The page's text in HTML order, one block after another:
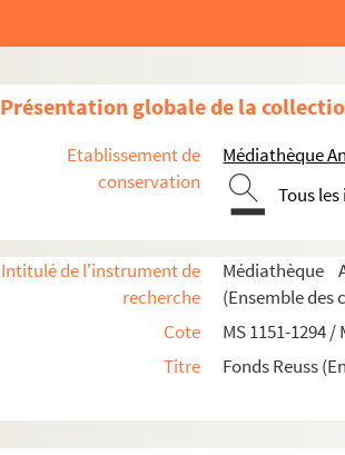
Présentation globale de la
Etablissement de
conservation
Médiathèque
Tous
Intitulé de l'instrument de
recherche
Médiathèque
(Ensemble des
Cote
MS 1151-1294 /
Titre
Fonds Reuss
MS 1204. L'Alsace pendant la Révolution
MS 1205-1240. Histoire de la Révolution en
MS 1241-1250. Procès-verbaux de
MS 1251-1293. Révolution en Alsace
MS 1251-1252. Notes sur le Haut-Rhin
MS 1254. Révolution en Alsace
MS 1255. Révolution en Alsace Princes
MS 1256-1258. Emigrés
MS 1259. Révolution en Alsace Grande